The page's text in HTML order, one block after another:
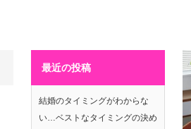
最近の投稿
結婚のタイミングがわからな
い…ベストなタイミングの決め